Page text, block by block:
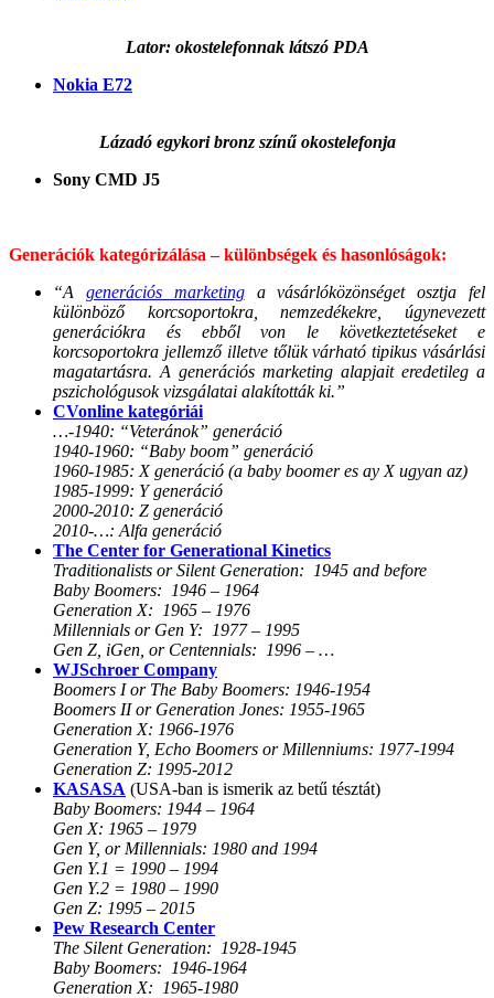
Lator: okostelefonnak látszó PDA
Nokia E72
Lázadó egykori bronz színű okostelefonja
Sony CMD J5
Generációk kategórizálása – különbségek és hasonlóságok:
“A generációs marketinga vásárlóközönséget osztja fel
különböző korcsoportokra, nemzedékekre, úgynevezett
generációkra és ebből von le következtetéseket e
korcsoportokra jellemző illetve tőlük várható tipikus vásárlási
magatartásra. A generációs marketing alapjait eredetileg a
pszichológusok vizsgálatai alakították ki.”
CVonline kategóriái
…-1940: “Veteránok” generáció
1940-1960: “Baby boom” generáció
1960-1985: X generáció (a baby boomer es ay X ugyan az)
1985-1999: Y generáció
2000-2010: Z generáció
2010-…: Alfa generáció
The Center for Generational Kinetics
Traditionalists or Silent Generation: 1945 and before
Baby Boomers: 1946 – 1964
Generation X: 1965 – 1976
Millennials or Gen Y: 1977 – 1995
Gen Z, iGen, or Centennials: 1996 – …
WJSchroer Company
Boomers I or The Baby Boomers: 1946-1954
Boomers II or Generation Jones: 1955-1965
Generation X: 1966-1976
Generation Y, Echo Boomers or Millenniums: 1977-1994
Generation Z: 1995-2012
KASASA (USA-ban is ismerik az betű tésztát)
Baby Boomers: 1944 – 1964
Gen X: 1965 – 1979
Gen Y, or Millennials: 1980 and 1994
Gen Y.1 = 1990 – 1994
Gen Y.2 = 1980 – 1990
Gen Z: 1995 – 2015
Pew Research Center
The Silent Generation: 1928-1945
Baby Boomers: 1946-1964
Generation X: 1965-1980